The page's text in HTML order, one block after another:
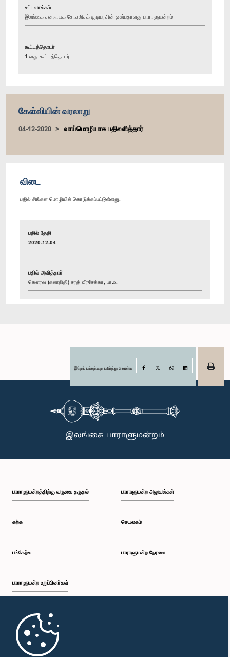
சட்டவாக்கம்
இலங்கை சனநாயக சோசலிசக் குடியரசின் ஒன்பதாவது பாராளுமன்றம்
கூட்டத்தொடர்
1 வது கூட்டத்தொடர்
கேள்வியின் வரலாறு
04-12-2020 வாய்மொழியாக பதிலளித்தார்
விடை
பதில் சிங்கள மொழியில் கொடுக்கப்பட்டுள்ளது.
பதில் தேதி
2020-12-04
பதில் அளித்தார்
கௌரவ (கலாநிதி) சரத் வீரசேக்கர, பா.உ.
இந்தப் பக்கத்தை பகிர்ந்து கொள்க Facebook
பாராளுமன்றத்திற்கு வருகை தருதல்
கற்க
பங்கேற்க
பாராளுமன்ற உறுப்பினர்கள்
முதற்பக்கம்
பாராளுமன்ற அலுவல்கள்
செயலகம்
பாராளுமன்ற நேரலை
பாராளுமன்ற கையடக்க செயலி